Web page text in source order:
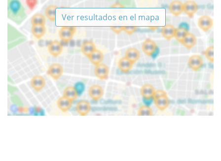
Ver resultados en el mapa